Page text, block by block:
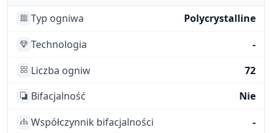
Typ ogniwa
Polycrystalline
Technologia
-
Liczba ogniw
72
Bifacjalność
Nie
Współczynnik bifacjalności
-